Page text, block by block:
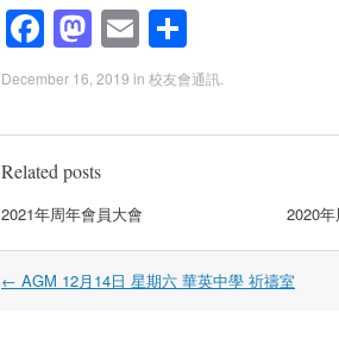
F
a
e
b
o
o
k
M
a
o
d
o
n
E
m
ail
h
ar
e
December 16, 2019 in 校友會通訊
Related posts
2021年周年會員大會 2020
Post
← AGM 12月14日 星期六 華英中學 祈禱室